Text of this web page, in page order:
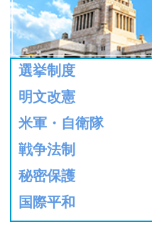
選挙制度
明文改憲
米軍・自衛隊
戦争法制
秘密保護
国際平和